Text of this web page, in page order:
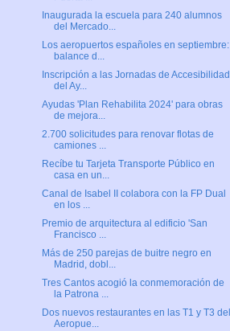
Inaugurada la escuela para 240 alumnos
del Mercado...
Los aeropuertos españoles en septiembre:
balance d...
Inscripción a las Jornadas de Accesibilidad
del Ay...
Ayudas 'Plan Rehabilita 2024' para obras
de mejora...
2.700 solicitudes para renovar flotas de
camiones ...
Recíbe tu Tarjeta Transporte Público en
casa en un...
Canal de Isabel II colabora con la FP Dual
en los ...
Premio de arquitectura al edificio 'San
Francisco ...
Más de 250 parejas de buitre negro en
Madrid, dobl...
Tres Cantos acogió la conmemoración de
la Patrona ...
Dos nuevos restaurantes en las T1 y T3 del
Aeropue...